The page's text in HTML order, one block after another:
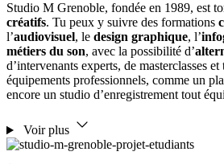
Studio M Grenoble, fondée en 1989, est
créatifs. Tu peux y suivre des formations
l’audiovisuel, le design graphique, l’
métiers du son, avec la possibilité d’
d’intervenants experts, de masterclasses
équipements professionnels, comme un
encore un studio d’enregistrement tout
Voir plus